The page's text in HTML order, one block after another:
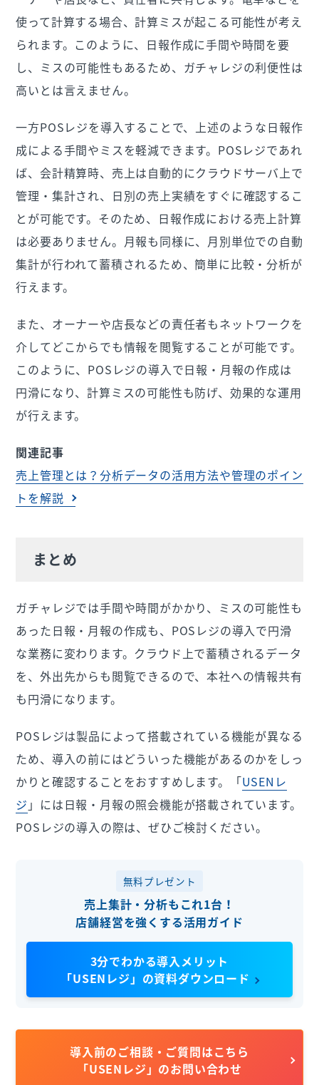
使って計算する場合、計算ミスが起こる可能性が考え
られます。このように、日報作成に手間や時間を要
し、ミスの可能性もあるため、ガチャレジの利便性は
高いとは言えません。
一方POSレジを導入することで、上述のような日報作
成による手間やミスを軽減できます。POSレジであれ
ば、会計精算時、売上は自動的にクラウドサーバ上で
管理・集計され、日別の売上実績をすぐに確認するこ
とが可能です。そのため、日報作成における売上計算
は必要ありません。月報も同様に、月別単位での自動
集計が行われて蓄積されるため、簡単に比較・分析が
行えます。
また、オーナーや店長などの責任者もネットワークを
介してどこからでも情報を閲覧することが可能です。
このように、POSレジの導入で日報・月報の作成は
円滑になり、計算ミスの可能性も防げ、効果的な運用
が行えます。
関連記事
売上管理とは？分析データの活用方法や管理のポイン
トを解説
まとめ
ガチャレジでは手間や時間がかかり、ミスの可能性も
あった日報・月報の作成も、POSレジの導入で円滑
な業務に変わります。クラウド上で蓄積されるデータ
を、外出先からも閲覧できるので、本社への情報共有
も円滑になります。
POSレジは製品によって搭載されている機能が異なる
ため、導入の前にはどういった機能があるのかをしっ
かりと確認することをおすすめします。「USENレ
ジ 」には日報・月報の照会機能が搭載されています。
POSレジの導入の際は、ぜひご検討ください。
無料プレゼント
売上集計・分析もこれ1台！
店舗経営を強くする活用ガイド
3分でわかる導入メリット
「USENレジ」の資料ダウンロード
導入前のご相談・ご質問はこちら
「USENレジ」のお問い合わせ